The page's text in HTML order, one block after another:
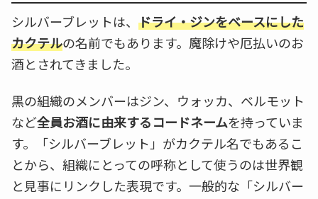
シルバーブレットは、 ドライ・ジンをベースにした
カクテルの名前でもあります。魔除けや厄払いのお
酒とされてきました。
黒の組織のメンバーはジン、ウォッカ、ベルモット
など全員お酒に由来するコードネームを持っていま
す。「シルバーブレット」がカクテル名でもあるこ
とから、組織にとっての呼称として使うのは世界観
と見事にリンクした表現です。一般的な「シルバー